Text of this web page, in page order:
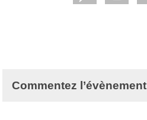
Commentez l’évènement